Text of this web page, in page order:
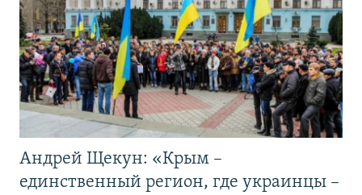
Андрей Щекун: «Крым –
единственный регион, где украинцы –